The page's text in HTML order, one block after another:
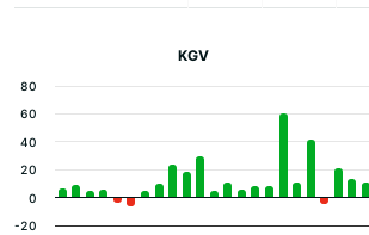
KGV
-20
0
20
40
60
80